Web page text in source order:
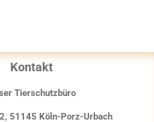
Kontakt
Tierschutzbüro
51145 Köln-Porz-Urbach